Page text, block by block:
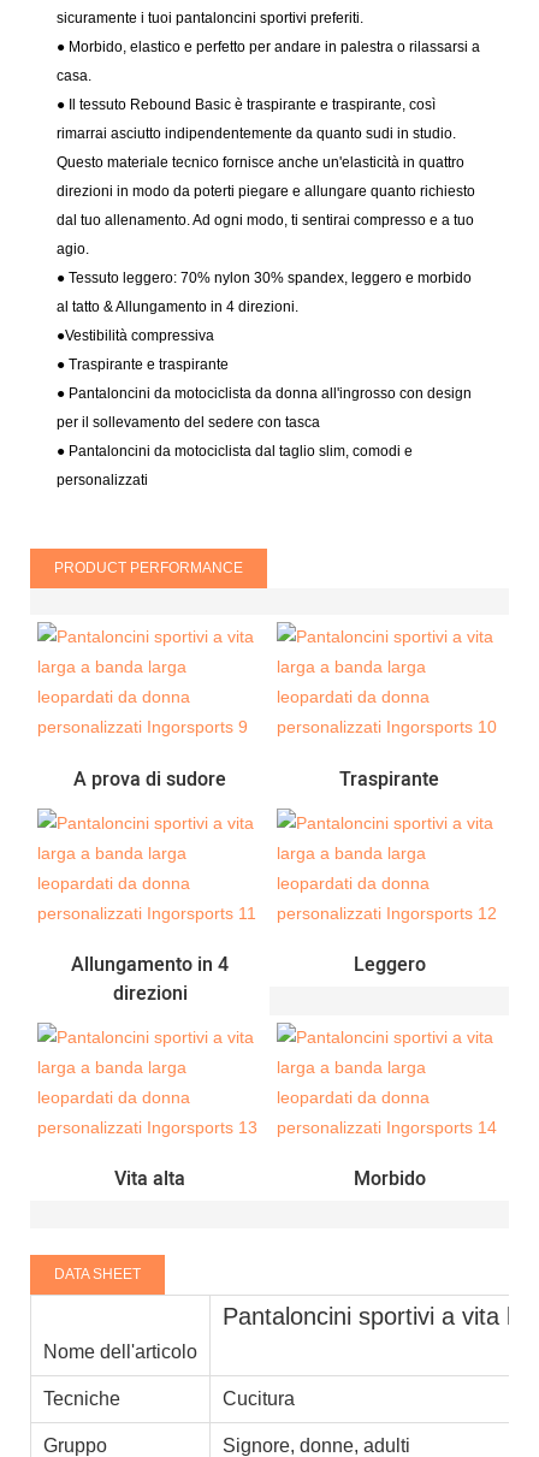
sicuramente i tuoi pantaloncini sportivi preferiti.
● Morbido, elastico e perfetto per andare in palestra o rilassarsi a
casa.
● Il tessuto Rebound Basic è traspirante e traspirante, così
rimarrai asciutto indipendentemente da quanto sudi in studio.
Questo materiale tecnico fornisce anche un'elasticità in quattro
direzioni in modo da poterti piegare e allungare quanto richiesto
dal tuo allenamento. Ad ogni modo, ti sentirai compresso e a tuo
agio.
● Tessuto leggero: 70% nylon 30% spandex, leggero e morbido
al tatto & Allungamento in 4 direzioni.
●Vestibilità compressiva
●Traspirante e traspirante
● Pantaloncini da motociclista da donna all'ingrosso con design
per il sollevamento del sedere con tasca
● Pantaloncini da motociclista dal taglio slim, comodi e
personalizzati
PRODUCT PERFORMANCE
A prova di sudore Traspirante
Allungamento in 4
direzioni
Leggero
Vita alta Morbido
DATA SHEET
Nome dell'articolo
Pantaloncini sportivi a vita
Tecniche Cucitura
Gruppo Signore, donne, adulti